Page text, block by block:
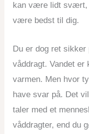
kan være lidt svært,
være bedst til dig.
Du er dog ret
våddragt. Vandet er
varmen. Men hvor
have svar på. Det
taler med et
våddragter, end du